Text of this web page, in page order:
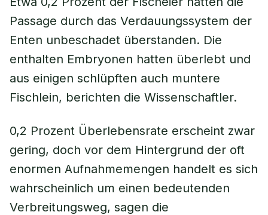
Passage durch das Verdauungssystem der
Enten unbeschadet überstanden. Die
enthalten Embryonen hatten überlebt und
aus einigen schlüpften auch muntere
Fischlein, berichten die Wissenschaftler.
0,2 Prozent Überlebensrate erscheint zwar
gering, doch vor dem Hintergrund der oft
enormen Aufnahmemengen handelt es sich
wahrscheinlich um einen bedeutenden
Verbreitungsweg, sagen die